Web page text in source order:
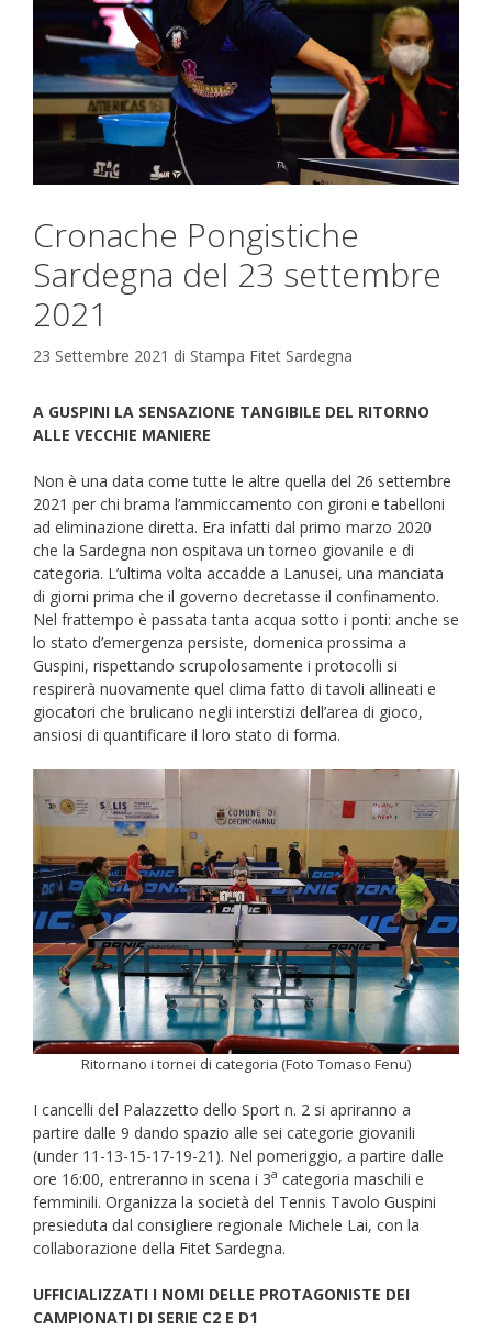
Cronache Pongistiche
Sardegna del 23 settembre
2021
23 Settembre 2021 di Stampa Fitet Sardegna
A GUSPINI LA SENSAZIONE TANGIBILE DEL RITORNO
ALLE VECCHIE MANIERE
Non è una data come tutte le altre quella del 26 settembre
2021 per chi brama l’ammiccamento con gironi e tabelloni
ad eliminazione diretta. Era infatti dal primo marzo 2020
che la Sardegna non ospitava un torneo giovanile e di
categoria. L’ultima volta accadde a Lanusei, una manciata
di giorni prima che il governo decretasse il confinamento.
Nel frattempo è passata tanta acqua sotto i ponti: anche se
lo stato d’emergenza persiste, domenica prossima a
Guspini, rispettando scrupolosamente i protocolli si
respirerà nuovamente quel clima fatto di tavoli allineati e
giocatori che brulicano negli interstizi dell’area di gioco,
ansiosi di quantificare il loro stato di forma.
Ritornano i tornei di categoria (Foto Tomaso Fenu)
I cancelli del Palazzetto dello Sport n. 2 si apriranno a
partire dalle 9 dando spazio alle sei categorie giovanili
(under 11-13-15-17-19-21). Nel pomeriggio, a partire dalle
ore 16:00, entreranno in scena i 3a categoria maschili e
femminili. Organizza la società del Tennis Tavolo Guspini
presieduta dal consigliere regionale Michele Lai, con la
collaborazione della Fitet Sardegna.
UFFICIALIZZATI I NOMI DELLE PROTAGONISTE DEI
CAMPIONATI DI SERIE C2 E D1